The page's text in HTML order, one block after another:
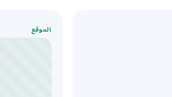
الموقع